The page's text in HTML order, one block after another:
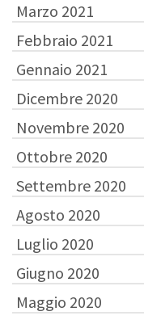
Marzo 2021
Febbraio 2021
Gennaio 2021
Dicembre 2020
Novembre 2020
Ottobre 2020
Settembre 2020
Agosto 2020
Luglio 2020
Giugno 2020
Maggio 2020